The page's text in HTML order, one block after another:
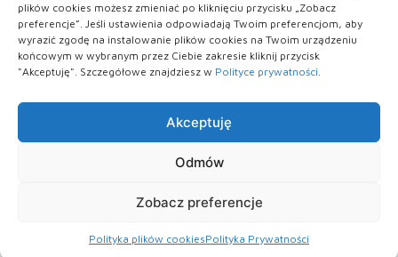
plików cookies możesz zmieniać po kliknięciu przycisku „Zobacz
preferencje”. Jeśli ustawienia odpowiadają Twoim preferencjom, aby
wyrazić zgodę na instalowanie plików cookies na Twoim urządzeniu
końcowym w wybranym przez Ciebie zakresie kliknij przycisk
"Akceptuję". Szczegółowe znajdziesz w Polityce prywatności.
Akceptuję
Odmów
Zobacz preferencje
Polityka plików cookiesPolityka Prywatności
Polityka plików cookies (EU) | Polityka prywatności
Copyright © All rights reserved.